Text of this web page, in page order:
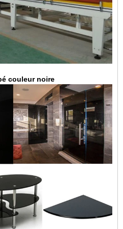
couleur noire